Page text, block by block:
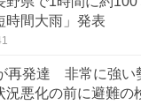
時間大雨」発表
再発達 非常に強い
悪化の前に避難の